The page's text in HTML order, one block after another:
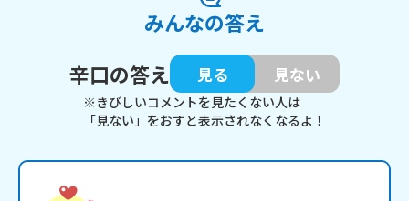
みんなの答え
辛口の答え
見る 見ない
※きびしいコメントを見たくない人は
「見ない」をおすと表示されなくなるよ！